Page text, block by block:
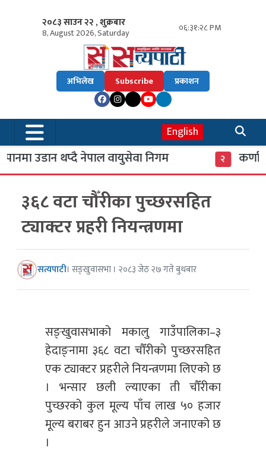
२०८३ साउन २२ , शुक्रबार
8, August 2026, Saturday ०६:३१:२८ PM
अभिलेख Subscribe प्रकाशन
English
उडान थप्दै नेपाल वायुसेवा निगम
३६८ वटा चौँरीका पुच्छरसहित
ट्याक्टर प्रहरी नियन्त्रणमा
सत्यपाटी। सङ्खुवासभा । २०८३ जेठ २७ गते बुधबार
सङ्खुवासभाको मकालु गाउँपालिका–३
हेदाङ्नामा ३६८ वटा चौँरीको पुच्छरसहित
एक ट्याक्टर प्रहरीले नियन्त्रणमा लिएको छ
। भन्सार छली ल्याएका ती चौँरीका
पुच्छरको कुल मूल्य पाँच लाख ५० हजार
मूल्य बराबर हुन आउने प्रहरीले जनाएको छ
।